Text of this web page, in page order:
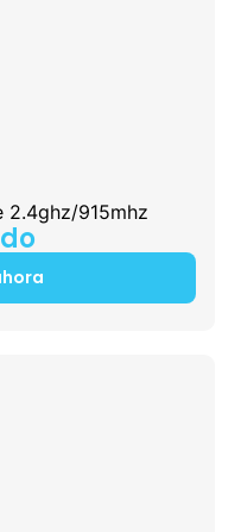
2.4ghz/915mhz